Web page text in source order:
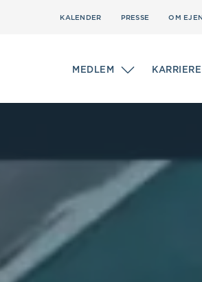
KALENDER PRESSE OM
MEDLEM KARRIERE